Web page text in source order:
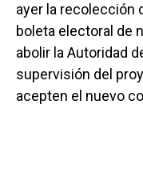
ayer la recolección
boleta electoral de
abolir la Autoridad
supervisión del
acepten el nuevo